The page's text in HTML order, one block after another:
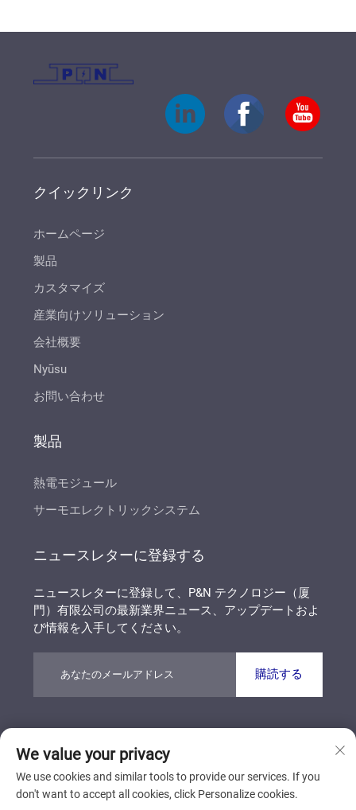
クイックリンク
ホームページ
製品
カスタマイズ
産業向けソリューション
会社概要
Nyūsu
お問い合わせ
製品
熱電モジュール
サーモエレクトリックシステム
ニュースレターに登録する
ニュースレターに登録して、P&N テクノロジー（厦
門）有限公司の最新業界ニュース、アップデートおよ
び情報を入手してください。
購読する
の権利を保有しています
ブログ
トップに戻る
We value your privacy
We use cookies and similar tools to provide our services. If you
don't want to accept all cookies, click Personalize cookies.